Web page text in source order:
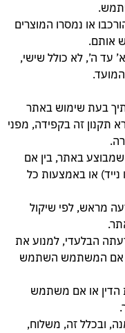
או נמסרו המוצרים
אותם.
א’ עד ה’, לא כולל שישי,
בעת שימוש באתר
תקנון זה בקפידה, מפני
באתר, בין אם
או באמצעות כל
מראש, לפי שיקול
הבלעדי, למנוע את
אם המשתמש השתמש
הדין או אם משתמש
ובכלל זה, משלוח,